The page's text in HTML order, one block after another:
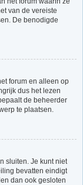
van de vereiste
De benodigde
forum en alleen op
dus het lezen
de beheerder
te plaatsen.
sluiten. Je kunt niet
bevatten eindigt
dan ook gesloten